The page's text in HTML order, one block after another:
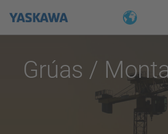
Grúas /